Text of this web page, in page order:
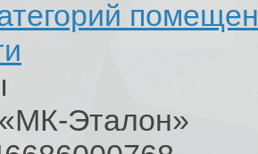
Эталон»